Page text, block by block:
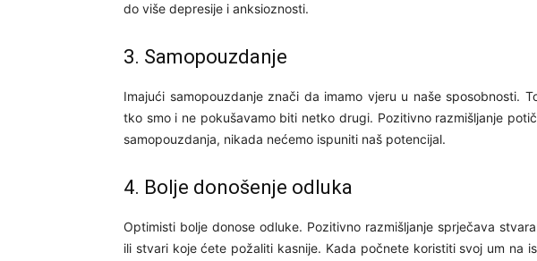
do više depresije i anksioznosti.
3. Samopouzdanje
Imajući samopouzdanje znači da imamo vjeru u naše sposobnosti.
tko smo i ne pokušavamo biti netko drugi. Pozitivno razmišljanje
samopouzdanja, nikada nećemo ispuniti naš potencijal.
4. Bolje donošenje odluka
Optimisti bolje donose odluke. Pozitivno razmišljanje sprječava
ili stvari koje ćete požaliti kasnije. Kada počnete koristiti svoj um na